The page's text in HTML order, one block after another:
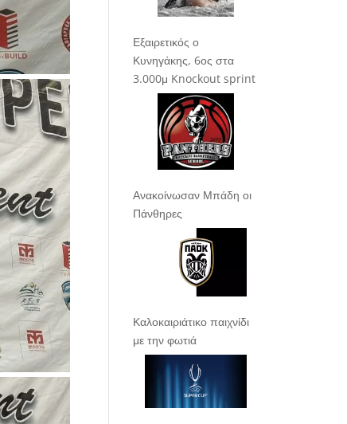
Εξαιρετικός ο
Κυνηγάκης, 6ος στα
3.000μ Knockout sprint
Ανακοίνωσαν Μπάδη οι
Πάνθηρες
Καλοκαιριάτικο παιχνίδι
με την φωτιά